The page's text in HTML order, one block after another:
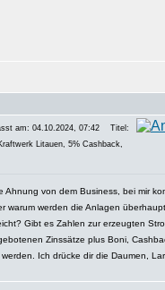
am: 04.10.2024, 07:42
Titel:
Litauen, 5% Cashback,
Ahnung von dem Business, bei mir
warum werden die Anlagen
Gibt es Zahlen zur erzeugten
Zinssätze plus Boni,
Ich drücke dir die Daumen,